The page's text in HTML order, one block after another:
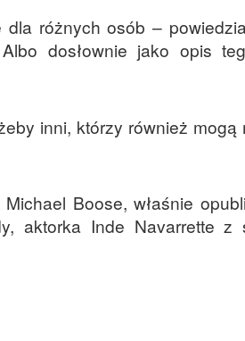
różnych osób –
dosłownie jako opis
inni, którzy również mogą
Boose, właśnie
aktorka Inde Navarrette z